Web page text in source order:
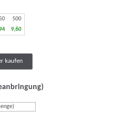
500
9,60
kaufen